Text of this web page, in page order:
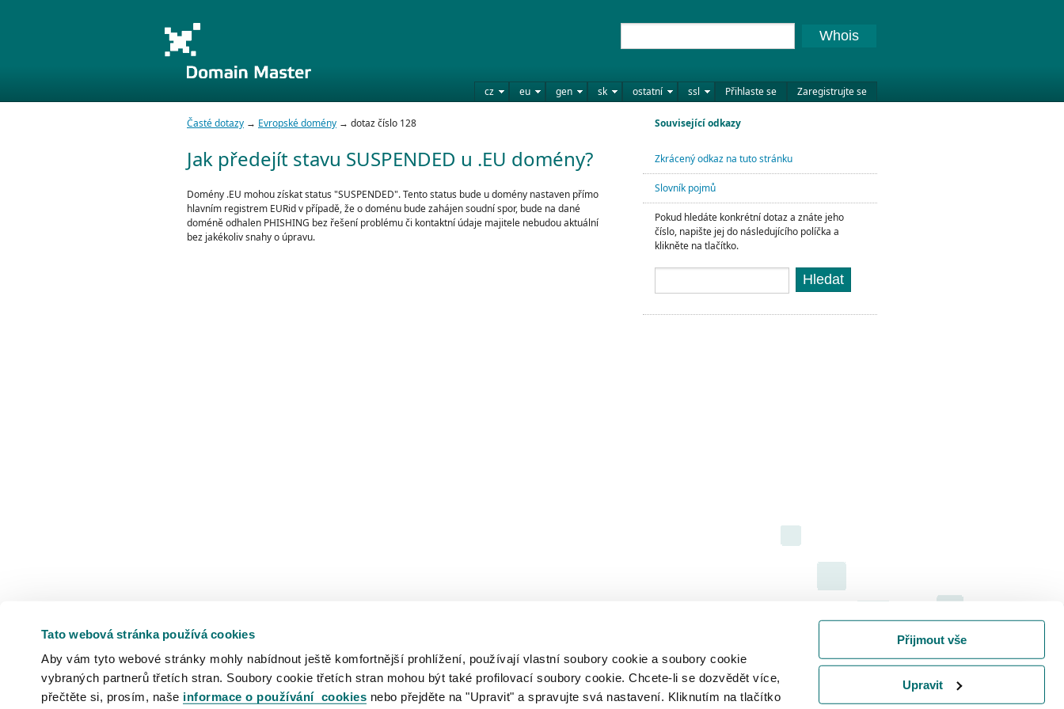
Tato webová stránka používá cookies
Aby vám tyto webové stránky mohly nabídnout ještě komfortnější prohlížení, používají vlastní soubory cookie a soubory cookie
vybraných partnerů třetích stran. Soubory cookie třetích stran mohou být také profilovací soubory cookie. Chcete-li se dozvědět více,
přečtěte si, prosím, naše informace o používání cookies nebo přejděte na "Upravit" a spravujte svá nastavení. Kliknutím na tlačítko
Přijmout vše
Upravit
cz eu gen sk ostatní ssl Přihlaste se Zaregistrujte se
Whois
Související odkazy
Zkrácený odkaz na tuto stránku
Slovník pojmů
Pokud hledáte konkrétní dotaz a znáte jeho
číslo, napište jej do následujícího políčka a
klikněte na tlačítko.
Hledat
Časté dotazy → Evropské domény → dotaz číslo 128
Jak předejít stavu SUSPENDED u .EU domény?
Domény .EU mohou získat status "SUSPENDED". Tento status bude u domény nastaven přímo
hlavním registrem EURid v případě, že o doménu bude zahájen soudní spor, bude na dané
doméně odhalen PHISHING bez řešení problému či kontaktní údaje majitele nebudou aktuální
bez jakékoliv snahy o úpravu.